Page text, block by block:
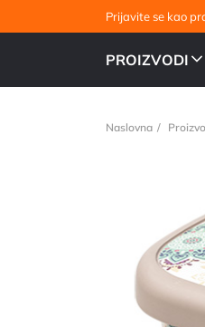
Prijavite se kao
PROIZVODI
Naslovna